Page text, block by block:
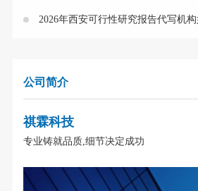
公司简介
祺霖科技
专业铸就品质,细节决定成功